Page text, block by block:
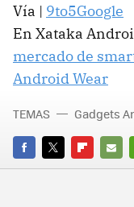
Vía | 9to5Google
En Xataka
mercado de
Android Wear
FACEBOOK
TWITTERFLIPBOARD
E-
TEMAS Gadgets